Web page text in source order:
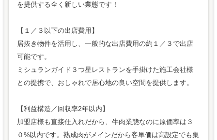
を提供する全く新しい業態です！
【１／３以下の出店費用】
居抜き物件を活用し、一般的な出店費用の約１／３で出店
可能です。
ミシュランガイド３つ星レストランを手掛けた施工会社様
との提携で、おしゃれで居心地の良い空間を提供します。
【利益構造／回収率2年以内】
加盟店様も直接仕入れだから、牛肉業態なのに原価率は３
０%以内です。熟成肉がメインだから客単価は高設定でも集